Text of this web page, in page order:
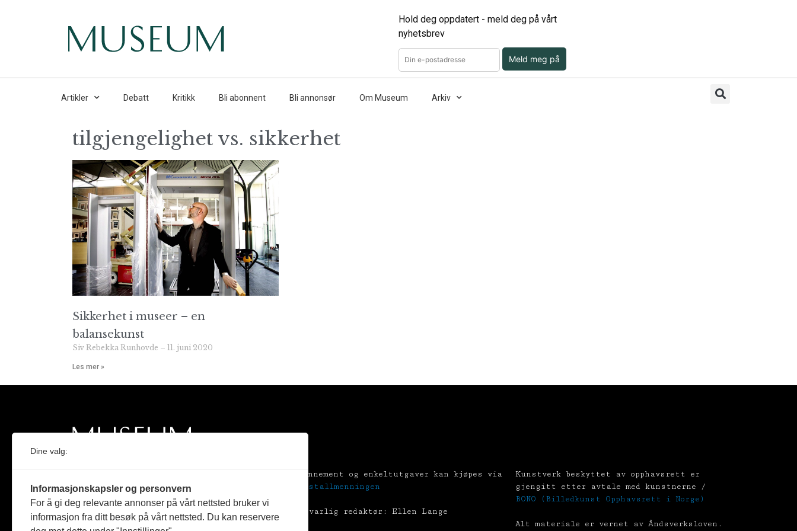
Hold deg oppdatert - meld deg på vårt
nyhetsbrev
Meld meg på
Artikler Debatt Kritikk Bli abonnent Bli annonsør Om Museum Arkiv
tilgjengelighet vs. sikkerhet
Sikkerhet i museer – en
balansekunst
Siv Rebekka Runhovde 11. juni 2020
Les mer »
Medlem i Norsk tidsskriftforening og
Fagpressen
Abonnement og enkeltutgaver kan kjøpes via
Tekstallmenningen
Ansvarlig redaktør: Ellen Lange
Kunstverk beskyttet av opphavsrett er
gjengitt etter avtale med kunstnerne /
BONO (Billedkunst Opphavsrett i Norge)
Alt materiale er vernet av Åndsverksloven.
Dine valg:
Informasjonskapsler og personvern
For å gi deg relevante annonser på vårt nettsted bruker vi
informasjon fra ditt besøk på vårt nettsted. Du kan reservere